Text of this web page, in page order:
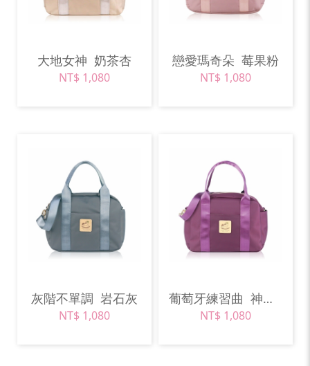
大地女神 奶茶杏
NT$ 1,080
戀愛瑪奇朵 莓果粉
NT$ 1,080
灰階不單調 岩石灰
NT$ 1,080
葡萄牙練習曲 神秘紫
NT$ 1,080